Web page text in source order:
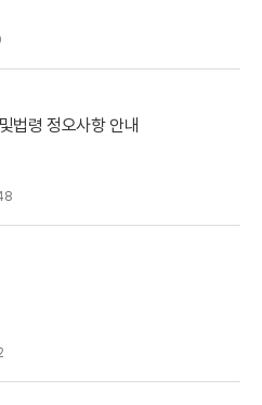
법령 정오사항 안내